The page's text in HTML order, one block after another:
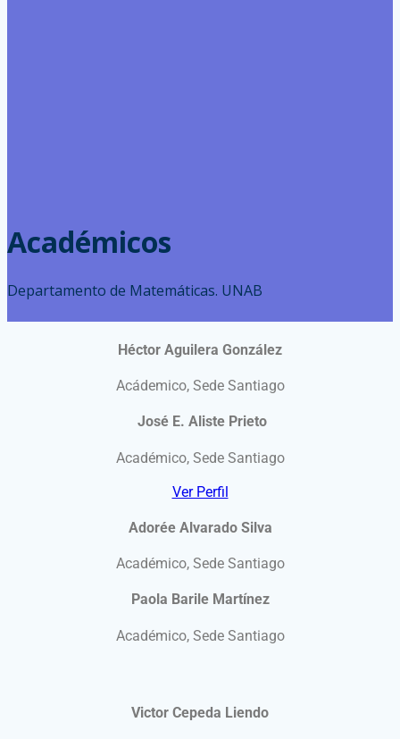
Académicos
Departamento de Matemáticas. UNAB
Héctor Aguilera González
Acádemico, Sede Santiago
José E. Aliste Prieto
Académico, Sede Santiago
Ver Perfil
Adorée Alvarado Silva
Académico, Sede Santiago
Paola Barile Martínez
Académico, Sede Santiago
Victor Cepeda Liendo